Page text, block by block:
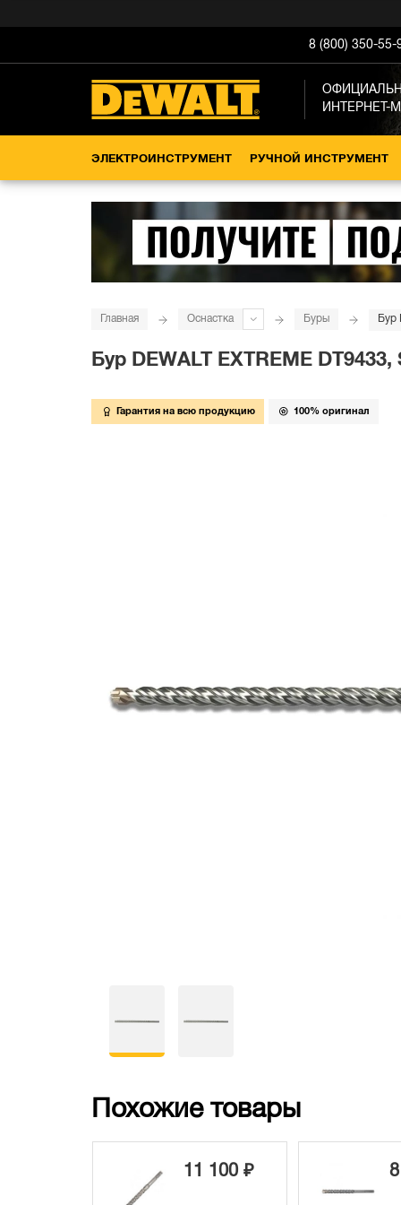
8 (800) 350-55-
ИНТЕРНЕТ-
ЭЛЕКТРОИНСТРУМЕНТ РУЧНОЙ ИНСТРУМЕНТ
Главная Оснастка Буры Бур
Бур DEWALT EXTREME
Гарантия на всю продукцию 100% оригинал
Похожие товары
8 280 ₽